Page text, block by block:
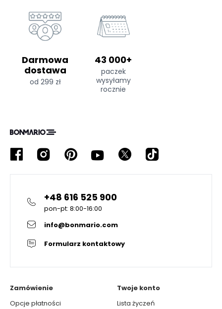
Darmowa
dostawa
od 299 zł
43 000+
paczek
wysyłamy
rocznie
+48 616 525 900
pon-pt: 8:00-16:00
info@bonmario.com
Formularz kontaktowy
Zamówienie
Opcje płatności
Twoje konto
Lista życzeń